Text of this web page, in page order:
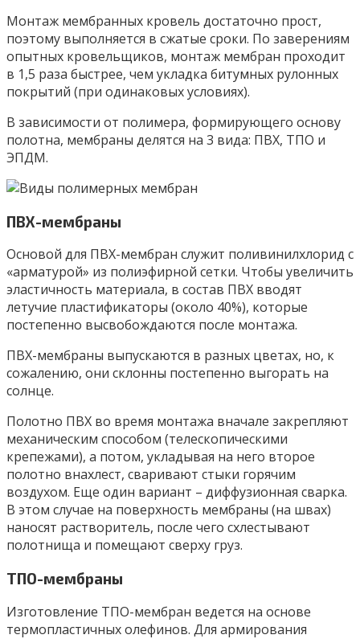
Монтаж мембранных кровель достаточно прост,
поэтому выполняется в сжатые сроки. По заверениям
опытных кровельщиков, монтаж мембран проходит
в 1,5 раза быстрее, чем укладка битумных рулонных
покрытий (при одинаковых условиях).
В зависимости от полимера, формирующего основу
полотна, мембраны делятся на 3 вида: ПВХ, ТПО и
ЭПДМ.
ПВХ-мембраны
Основой для ПВХ-мембран служит поливинилхлорид с
«арматурой» из полиэфирной сетки. Чтобы увеличить
эластичность материала, в состав ПВХ вводят
летучие пластификаторы (около 40%), которые
постепенно высвобождаются после монтажа.
ПВХ-мембраны выпускаются в разных цветах, но, к
сожалению, они склонны постепенно выгорать на
солнце.
Полотно ПВХ во время монтажа вначале закрепляют
механическим способом (телескопическими
крепежами), а потом, укладывая на него второе
полотно внахлест, сваривают стыки горячим
воздухом. Еще один вариант – диффузионная сварка.
В этом случае на поверхность мембраны (на швах)
наносят растворитель, после чего схлестывают
полотнища и помещают сверху груз.
ТПО-мембраны
Изготовление ТПО-мембран ведется на основе
термопластичных олефинов. Для армирования